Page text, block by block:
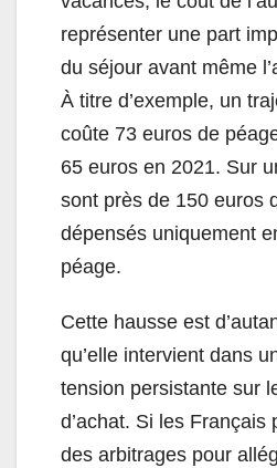
représenter une part
du séjour avant même
À titre d’exemple, un
coûte 73 euros de
65 euros en 2021. Sur
sont près de 150 euros
dépensés uniquement
péage.
Cette hausse est
qu’elle intervient dans
tension persistante sur
d’achat. Si les Français
des arbitrages pour